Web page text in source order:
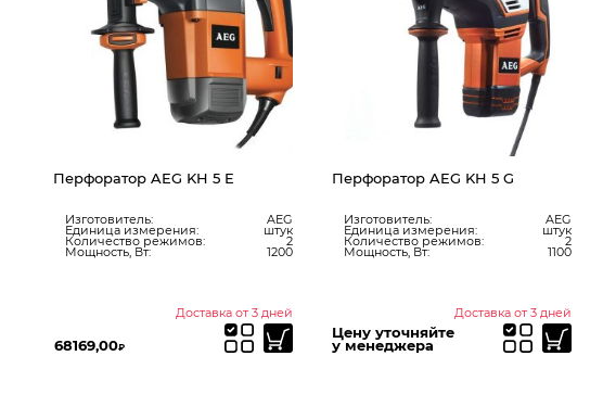
Перфоратор AEG KH 5 E
Изготовитель: AEG
Единица измерения: штук
Количество режимов: 2
Мощность, Вт: 1200
Доставка от 3 дней
68169,00₽
Перфоратор AEG KH 5 G
Изготовитель: AEG
Единица измерения: штук
Количество режимов: 2
Мощность, Вт: 1100
Доставка от 3 дней
Цену уточняйте
у менеджера